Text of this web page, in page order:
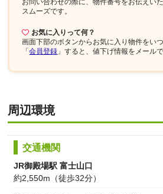
お気に入りって何？
画面下部のボタンからお気に入り物件をい
「会員登録 」すると、値下げ情報をメール
お問い合わせの際に、物件番号をお伝えい
スムーズです。
周辺環境
交通機関
JR御殿場駅 富士山口
約2,550m（徒歩32分）